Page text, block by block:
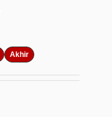
Akhir